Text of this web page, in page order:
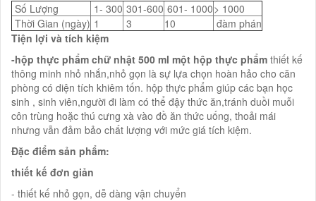
Số Lượng
1- 300 301-600 601- 1000> 1000
Thời Gian (ngày) 1 3 10
đàm phán
Tiện lợi và tích kiệm
-hộp thực phẩm chữ nhật 500 ml một hộp thực phẩm thiết kế
thông minh nhỏ nhắn,nhỏ gọn là sự lựa chọn hoàn hảo cho căn
phòng có diện tích khiêm tốn. hộp thực phẩm giúp các bạn học
sinh , sinh viên,người đi làm có thể đậy thức ăn,tránh duồi muỗi
côn trùng hoặc thú cưng xà vào đồ ăn thức uống, thoải mái
nhưng vẫn đảm bảo chất lượng với mức giá tích kiệm.
Đặc điểm sản phẩm:
thiết kế đơn giản
- thiết kế nhỏ gọn, dễ dàng vận chuyển